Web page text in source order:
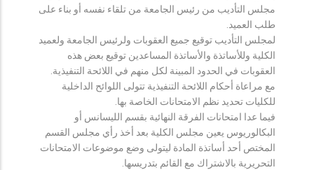
مجلس التأديب من رئيس الجامعة من تلقاء نفسه أو بناء على
طلب العميد.
لمجلس التأديب توقيع جميع العقوبات ولرئيس الجامعة ولعميد
الكلية وللأساتذة والأساتذة المساعدين توقيع بعض هذه
العقوبات في الحدود المبينة لكل منهم في اللائحة التنفيذية.
مع مراعاة أحكام اللائحة التنفيذية تتولى اللوائح الداخلية
للكليات تحديد نظم الامتحانات الخاصة بها.
فيما عدا امتحانات الفرقة النهائية بقسم الليسانس أو
البكالوريوس يعين مجلس الكلية بعد أخذ رأي مجلس القسم
المختص أحد أساتذة المادة ليتولى وضع موضوعات الامتحانات
التحريرية بالاشتراك مع القائم بتدريسها.